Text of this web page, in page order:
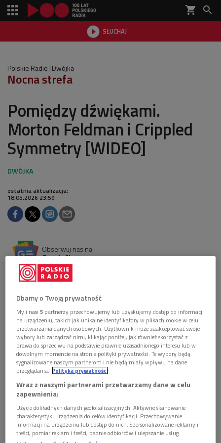
shopping_cart 
 SŁUCHAJ

Polskie Radio Dwójka
Nocna strefa
Pomiędzy dźwiękami.
Morton Feldman i Crippled
Symmetry [WIDEO]
ostatnia aktualizacja:
18.05.2026 23:59
Obserwuj nas na
Google News
Morton Feldman tworzył muzykę wymykającą się
tradycyjnej narracji, skupioną na brzmieniu, czasie i
uważnym słuchaniu. W "Nocnej strefie" zabrzmiała
jego Crippled Symmetry z 1983 roku. Zobacz zapis
wideo wydarzenia!
Dbamy o Twoją prywatność
My i nasi5 partnerzy przechowujemy lub uzyskujemy dostęp do informacji
na urządzeniu, takich jak unikalne identyfikatory w plikach cookie w celu
przetwarzania danych osobowych. Użytkownik może zaakceptować swoje
wybory lub zarządzać nimi, klikając poniżej, jak również skorzystać z
prawa do sprzeciwu na podstawie prawnie uzasadnionego interesu lub w
dowolnym momencie na stronie polityki prywatności. Te wybory będą
sygnalizowane naszym partnerom i nie będą miały wpływu na dane
przeglądania. Polityka prywatności
Wraz z naszymi partnerami przetwarzamy dane w celu
zapewnienia:
Użycie dokładnych danych geolokalizacyjnych. Aktywne skanowanie
charakterystyki urządzenia do celów identyfikacji. Przechowywanie
informacji na urządzeniu lub dostęp do nich. Spersonalizowane reklamy i
treści, pomiar reklam i treści, badnie odbiorców i ulepszanie usług.